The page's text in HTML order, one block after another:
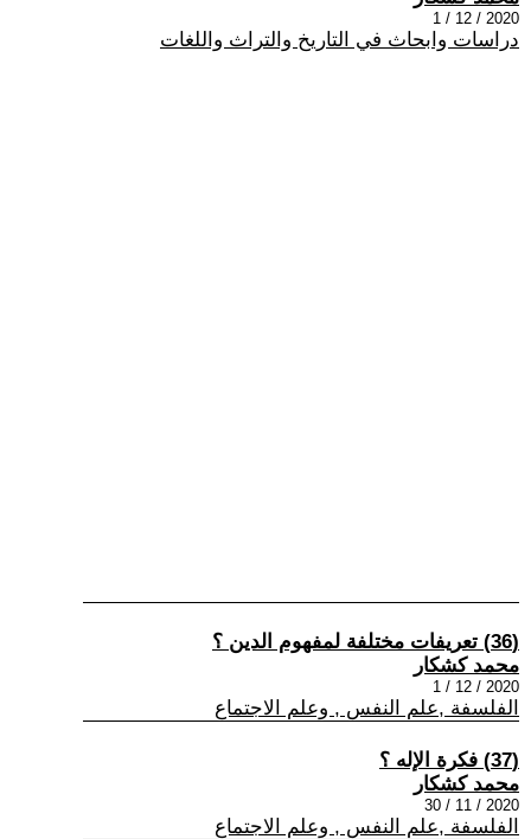
2020 / 12 / 1
دراسات وابحاث في التاريخ والتراث واللغات
(36) تعريفات مختلفة لمفهوم الدين ؟
محمد كشكار
2020 / 12 / 1
الفلسفة ,علم النفس , وعلم الاجتماع
(37) فكرة الإله ؟
محمد كشكار
2020 / 11 / 30
الفلسفة ,علم النفس , وعلم الاجتماع